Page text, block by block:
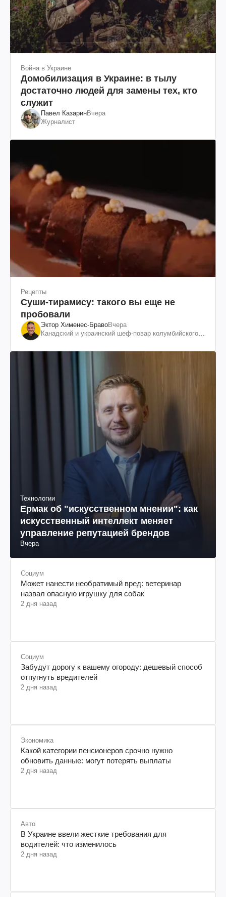
Война в Украине
Домобилизация в Украине: в тылу
достаточно людей для замены тех, кто
служит
Павел КазаринВчера
Журналист
Рецепты
Суши-тирамису: такого вы еще не
пробовали
Эктор Хименес-БравоВчера
Канадский и украинский шеф-повар колумбийского
Технологии
Ермак об "искусственном мнении": как
искусственный интеллект меняет
управление репутацией брендов
Вчера
Социум
Может нанести необратимый вред: ветеринар
назвал опасную игрушку для собак
2 дня назад
Социум
Забудут дорогу к вашему огороду: дешевый способ
отпугнуть вредителей
2 дня назад
Экономика
Какой категории пенсионеров срочно нужно
обновить данные: могут потерять выплаты
2 дня назад
Авто
В Украине ввели жесткие требования для
водителей: что изменилось
2 дня назад